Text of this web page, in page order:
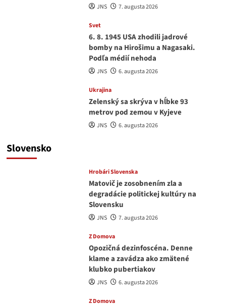
JNS 7. augusta 2026
Svet
6. 8. 1945 USA zhodili jadrové
bomby na Hirošimu a Nagasaki.
Podľa médií nehoda
JNS 6. augusta 2026
Ukrajina
Zelenský sa skrýva v hĺbke 93
metrov pod zemou v Kyjeve
JNS 6. augusta 2026
Slovensko
Hrobári Slovenska
Matovič je zosobnením zla a
degradácie politickej kultúry na
Slovensku
JNS 7. augusta 2026
Z Domova
Opozičná dezinfoscéna. Denne
klame a zavádza ako zmätené
klubko pubertiakov
JNS 6. augusta 2026
Z Domova